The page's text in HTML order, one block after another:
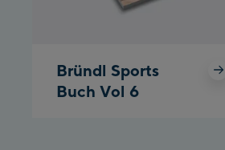
Bründl Sports
Buch Vol 6